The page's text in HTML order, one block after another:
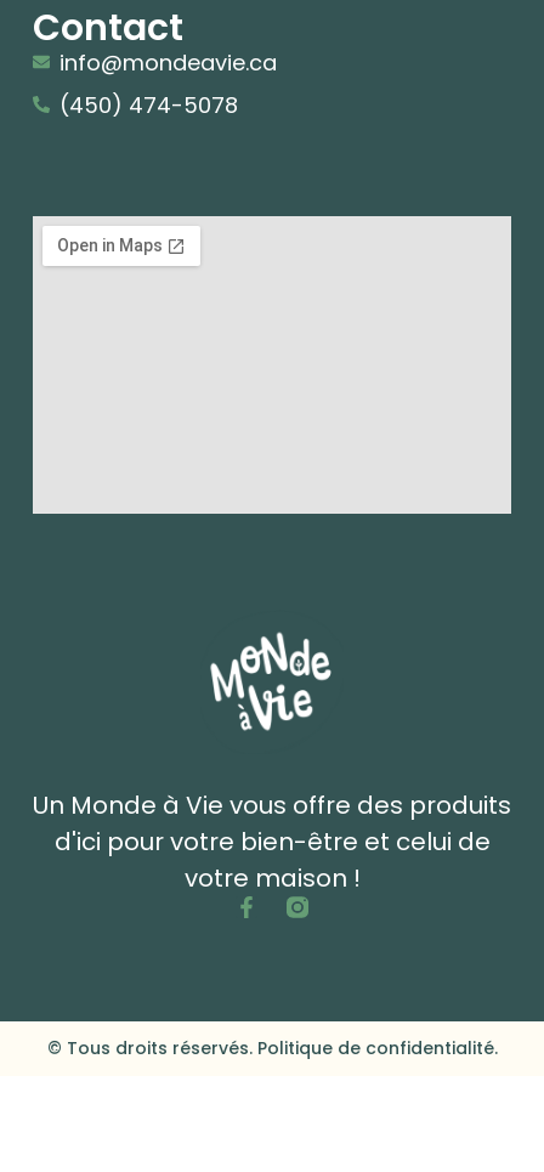
Un Monde à Vie vous offre des produits
d'ici pour votre bien-être et celui de
votre maison !
Contact
info@mondeavie.ca
(450) 474-5078
© Tous droits réservés. Politique de confidentialité.